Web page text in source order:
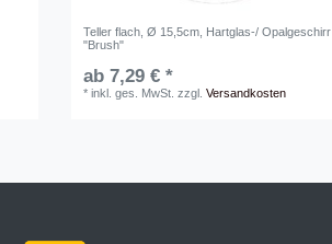
Teller flach, Ø 15,5cm, Hartglas-/ Opalgeschirr
"Brush"
ab 7,29 € *
*inkl. ges. MwSt. zzgl.Versandkosten